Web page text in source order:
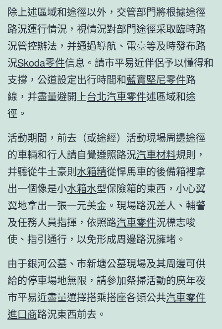
除上述區域和途徑以外，交管部門將根據途徑
路況運行情況，視情況對部門途徑采取臨時路
況管控辦法，并通過導航、電臺等及時發布路
況Skoda零件信息。請市平易近伴侶予以懂得和
支撐，公道設定出行時間和藍寶堅尼零件路
線，并盡量避開上台北汽車零件述區域和途
徑。
活動期間，前去（或途經）活動現場周邊途徑
的車輛和行人請自覺遵照路況汽車材料規則，
并聽從牛土豪則水箱精從悍馬車的後備箱裡拿
出一個像是小水箱水型保險箱的東西，小心翼
翼地拿出一張一元美金。現場路況差人、輔警
及任務人員指揮，依照路汽車零件況標志唆
使、指引通行，以免形成周邊路況擁堵。
由于銀河公墓、市新塘公墓現場及其周邊可供
給的停車場地無限，請參加祭掃活動的廣年夜
市平易近盡量選擇搭乘搭座各類公共汽車零件
進口商路況東西前去。